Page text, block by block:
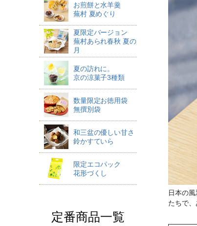
お煎餅と水羊羹
蕪村 夏めぐり
夏限定バージョン
蕪村あられ春秋 夏の
月
夏の訪れに。
京の涼菓子3種類
数量限定お徳用袋
無撰別袋
和三盆の優しい甘さ
鈴かすていら
限定エコパック
花形づくし
定番商品一覧
日本の
たちで